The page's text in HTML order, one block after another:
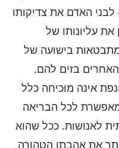
לבני האדם את צדיקותו
עליונותו של
מתבטאות בישועה של
בזים להם.
אינה מוכיחה כלל
לכל הבריאה
לאנושות. ככל שהוא
את אהבתו הטהורה